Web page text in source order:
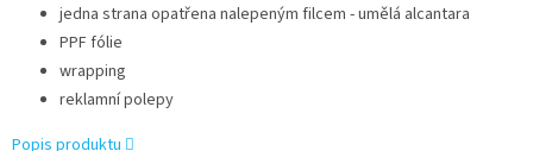
jedna strana opatřena nalepeným filcem - umělá alcantara
PPF fólie
wrapping
reklamní polepy
Popis produktu